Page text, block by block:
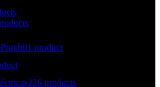
1 product
226 products